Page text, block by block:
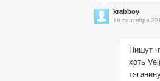
krabboy
18 сентября
Пишут
хоть